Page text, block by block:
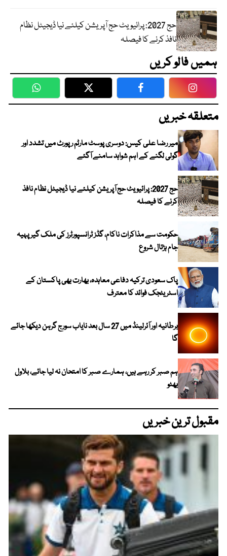
حج 2027: پرائیویٹ حج آپریشن کیلئے نیا ڈیجیٹل نظام
نافذ کرنے کا فیصلہ
ہمیں فالو کریں
WhatsApp Twitter Facebook
متعلقہ خبریں
میر رضا علی کیس: دوسری پوسٹ مارٹم رپورٹ میں تشدد اور
گولی لگنے کے اہم شواہد سامنے آگئے
حج 2027: پرائیویٹ حج آپریشن کیلئے نیا ڈیجیٹل نظام نافذ
کرنے کا فیصلہ
حکومت سے مذاکرات ناکام، گڈز ٹرانسپورٹرز کی ملک گیر پہیہ
جام ہڑتال شروع
پاک سعودی ترکیہ دفاعی معاہدہ، بھارت بھی پاکستان کے
اسٹریٹجک فوائد کا معترف
برطانیہ اور آئرلینڈ میں 27 سال بعد نایاب سورج گرہن دیکھا جائے
گا
ہم صبر کر رہے ہیں، ہمارے صبر کا امتحان نہ لیا جائے، بلاول
بھٹو
مقبول ترین خبریں